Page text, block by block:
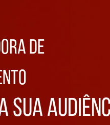
DE
SUA